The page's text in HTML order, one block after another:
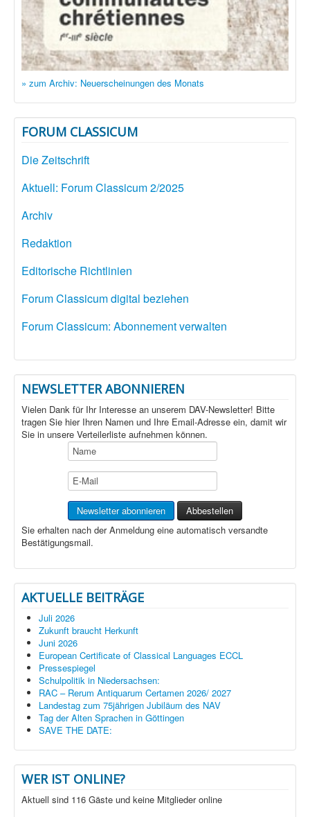
» zum Archiv: Neuerscheinungen des Monats
FORUM CLASSICUM
Die Zeitschrift
Aktuell: Forum Classicum 2/2025
Archiv
Redaktion
Editorische Richtlinien
Forum Classicum digital beziehen
Forum Classicum: Abonnement verwalten
NEWSLETTER ABONNIEREN
Vielen Dank für Ihr Interesse an unserem DAV-Newsletter! Bitte
tragen Sie hier Ihren Namen und Ihre Email-Adresse ein, damit wir
Sie in unsere Verteilerliste aufnehmen können.
Sie erhalten nach der Anmeldung eine automatisch versandte
Bestätigungsmail.
AKTUELLE BEITRÄGE
Juli 2026
Zukunft braucht Herkunft
Juni 2026
European Certificate of Classical Languages ECCL
Pressespiegel
Schulpolitik in Niedersachsen:
RAC – Rerum Antiquarum Certamen 2026/ 2027
Landestag zum 75jährigen Jubiläum des NAV
Tag der Alten Sprachen in Göttingen
SAVE THE DATE:
WER IST ONLINE?
Aktuell sind 116 Gäste und keine Mitglieder online